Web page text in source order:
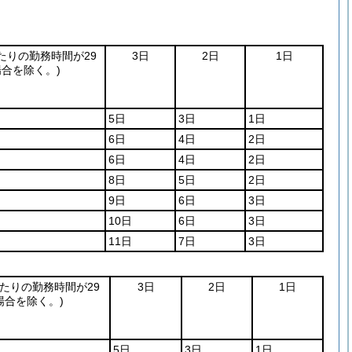
りの勤務時間が29
を除く。)
3日 2日 1日
5日 3日
1日
6日
4日
2日
6日
4日
2日
8日
5日
2日
9日
6日
3日
10日
6日
3日
11日
7日 3日
りの勤務時間が29
合を除く。)
3日 2日 1日